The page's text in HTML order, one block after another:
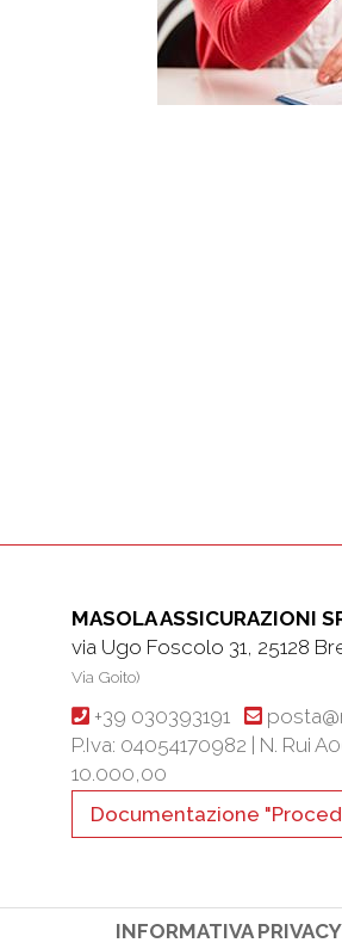
MASOLA ASSICURAZIONI
via Ugo Foscolo 31, 25128
Via Goito)
+39 030393191
P.Iva: 04054170982 | N. Rui
10.000,00
Documentazione
INFORMATIVA PRIVACY